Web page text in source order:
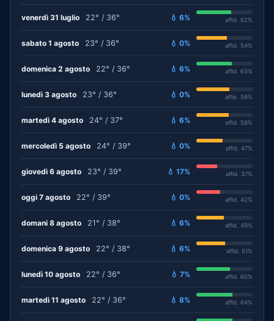
venerdì 31 luglio 22° / 36° 💧 6% affid. 62%
sabato 1 agosto 23° / 36° 💧 0% affid. 54%
domenica 2 agosto 22° / 36° 💧 6% affid. 63%
lunedì 3 agosto 23° / 36° 💧 0% affid. 59%
martedì 4 agosto 24° / 37° 💧 6% affid. 58%
mercoledì 5 agosto 24° / 39° 💧 0% affid. 47%
giovedì 6 agosto 23° / 39° 💧 17% affid. 37%
oggi 7 agosto 22° / 39° 💧 0% affid. 42%
domani 8 agosto 21° / 38° 💧 6% affid. 49%
domenica 9 agosto 22° / 38° 💧 6% affid. 51%
lunedì 10 agosto 22° / 36° 💧 7% affid. 60%
martedì 11 agosto 22° / 36° 💧 8% affid. 64%